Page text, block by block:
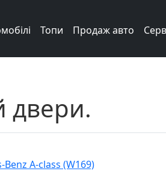
Топи Продаж авто
двери.
A-class (W169)